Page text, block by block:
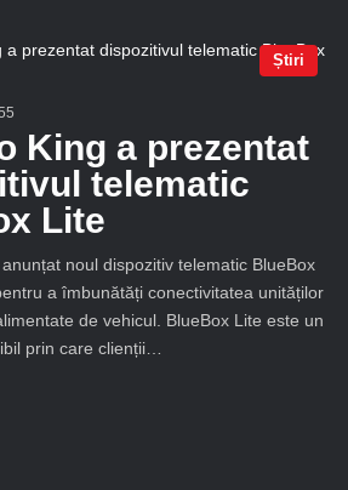
Știri
King a prezentat
telematic
Lite
noul dispozitiv telematic BlueBox
a îmbunătăți conectivitatea unităților
de vehicul. BlueBox Lite este un
prin care clienții…